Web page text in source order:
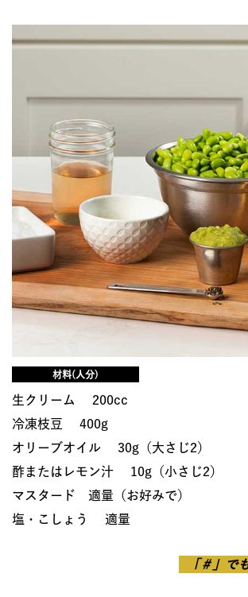
JOURNAL
材料(人分)
生クリーム 200cc
冷凍枝豆 400g
オリーブオイル 30g（大さじ2）
酢またはレモン汁 10g（小さじ2）
マスタード 適量（お好みで）
塩・こしょう 適量
「＃」で